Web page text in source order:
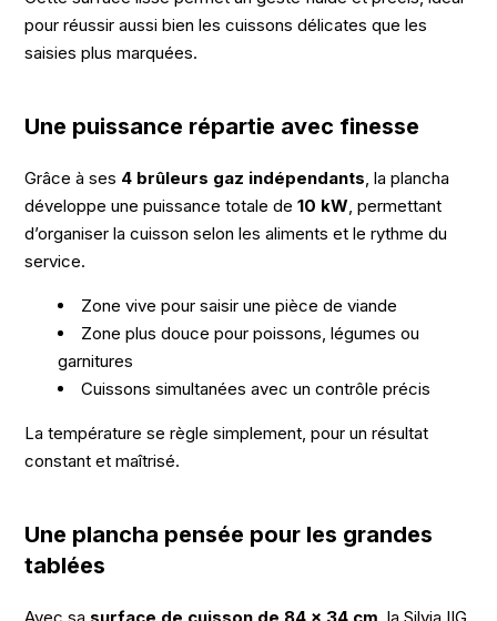
pour réussir aussi bien les cuissons délicates que les
saisies plus marquées.
Une puissance répartie avec finesse
Grâce à ses 4 brûleurs gaz indépendants, la plancha
développe une puissance totale de10 kW, permettant
d’organiser la cuisson selon les aliments et le rythme du
service.
Zone vive pour saisir une pièce de viande
Zone plus douce pour poissons, légumes ou
garnitures
Cuissons simultanées avec un contrôle précis
La température se règle simplement, pour un résultat
constant et maîtrisé.
Une plancha pensée pour les grandes
tablées